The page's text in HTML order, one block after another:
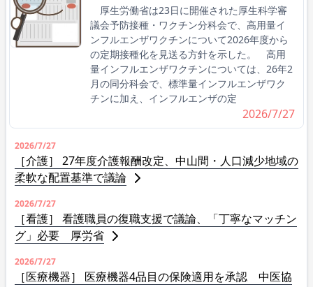
厚生労働省は23日に開催された厚生科学審
議会予防接種・ワクチン分科会で、高用量イ
ンフルエンザワクチンについて2026年度から
の定期接種化を見送る方針を示した。 高用
量インフルエンザワクチンについては、26年2
月の同分科会で、標準量インフルエンザワク
チンに加え、インフルエンザの定
2026/7/27
2026/7/27
［介護］ 27年度介護報酬改定、中山間・人口減少地域の
柔軟な配置基準で議論
2026/7/27
［看護］ 看護職員の復職支援で議論、「丁寧なマッチン
グ」必要 厚労省
2026/7/27
［医療機器］ 医療機器4品目の保険適用を承認 中医協